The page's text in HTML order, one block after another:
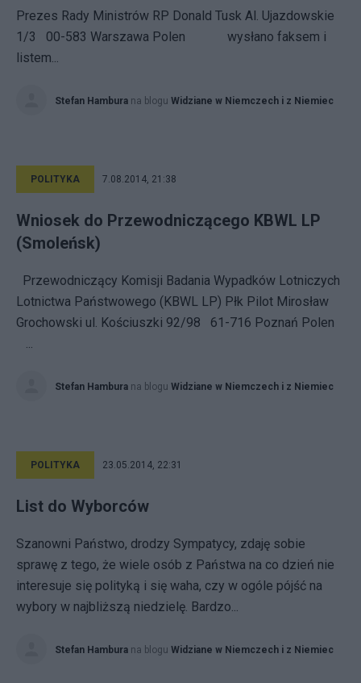
Prezes Rady Ministrów RP Donald Tusk Al. Ujazdowskie
1/3 00-583 Warszawa Polen wysłano faksem i
listem...
Stefan Hambura na blogu Widziane w Niemczech i z Niemiec
POLITYKA 7.08.2014, 21:38
Wniosek do Przewodniczącego KBWL LP
(Smoleńsk)
Przewodniczący Komisji Badania Wypadków Lotniczych
Lotnictwa Państwowego (KBWL LP) Płk Pilot Mirosław
Grochowski ul. Kościuszki 92/98 61-716 Poznań Polen
...
Stefan Hambura na blogu Widziane w Niemczech i z Niemiec
POLITYKA 23.05.2014, 22:31
List do Wyborców
Szanowni Państwo, drodzy Sympatycy, zdaję sobie
sprawę z tego, że wiele osób z Państwa na co dzień nie
interesuje się polityką i się waha, czy w ogóle pójść na
wybory w najbliższą niedzielę. Bardzo...
Stefan Hambura na blogu Widziane w Niemczech i z Niemiec